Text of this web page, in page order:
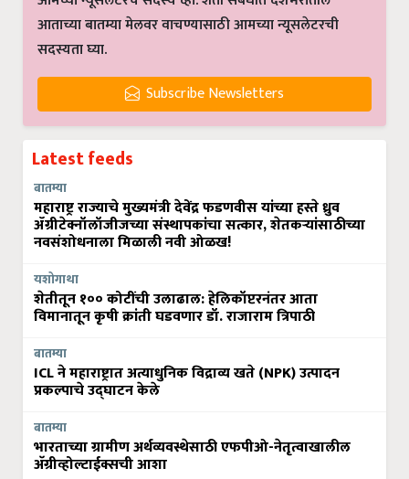
आताच्या बातम्या मेलवर वाचण्यासाठी आमच्या न्यूसलेटरची
सदस्यता घ्या.
Subscribe Newsletters
Latest feeds
बातम्या
महाराष्ट्र राज्याचे मुख्यमंत्री देवेंद्र फडणवीस यांच्या हस्ते ध्रुव
ॲग्रीटेक्नॉलॉजीजच्या संस्थापकांचा सत्कार, शेतकऱ्यांसाठीच्या
नवसंशोधनाला मिळाली नवी ओळख!
यशोगाथा
शेतीतून १०० कोटींची उलाढाल: हेलिकॉप्टरनंतर आता
विमानातून कृषी क्रांती घडवणार डॉ. राजाराम त्रिपाठी
बातम्या
ICL ने महाराष्ट्रात अत्याधुनिक विद्राव्य खते (NPK) उत्पादन
प्रकल्पाचे उद्घाटन केले
बातम्या
भारताच्या ग्रामीण अर्थव्यवस्थेसाठी एफपीओ-नेतृत्वाखालील
अ‍ॅग्रीव्होल्टाईक्सची आशा